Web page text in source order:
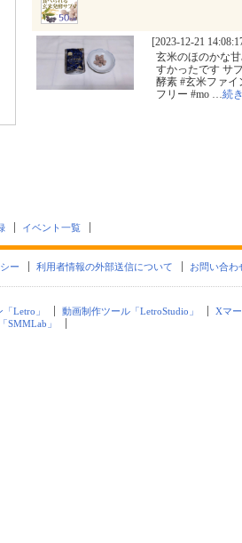
[2023-12-21
玄米のほのかな
すかったです サ
酵素 #玄米ファイ
フリー #mo …続
イベント一覧
ー 利用者情報の外部送信について お問い合わ
Letro」 動画制作ツール「LetroStudio」 Xマー
SMMLab」